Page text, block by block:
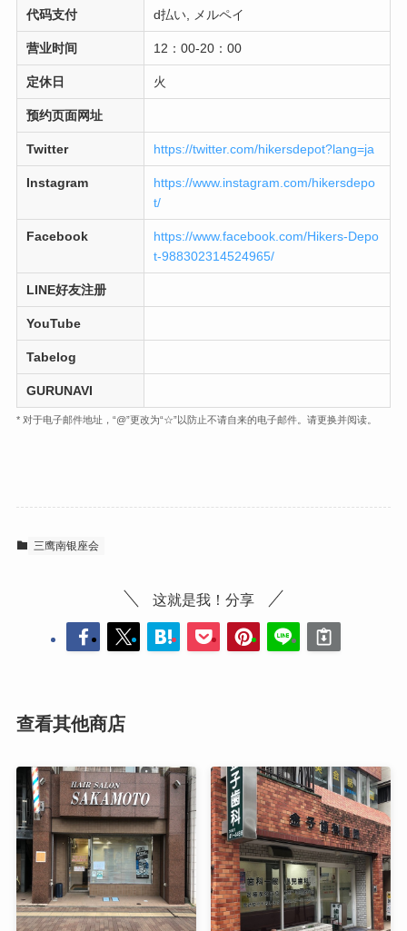
代码支付 d払い, メルペイ
营业时间 12：00-20：00
定休日 火
预约页面网址
Twitter https://twitter.com/hikersdepot?lang=ja
Instagram
https://www.instagram.com/hikersdepo
t/
Facebook
https://www.facebook.com/Hikers-Depo
t-988302314524965/
LINE好友注册
YouTube
Tabelog
GURUNAVI
* 对于电子邮件地址，“@”更改为“☆”以防止不请自来的电子邮件。请更换并阅读。
三鹰南银座会
这就是我！分享
查看其他商店